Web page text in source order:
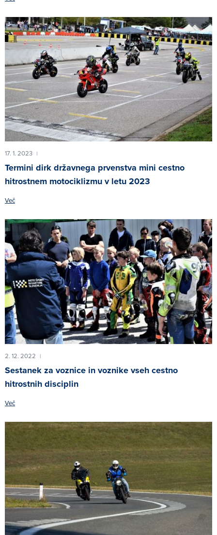
17. 1. 2023 |
Termini dirk državnega prvenstva mini cestno
hitrostnem motociklizmu v letu 2023
Več
2. 12. 2022 |
Sestanek za voznice in voznike vseh cestno
hitrostnih disciplin
Več